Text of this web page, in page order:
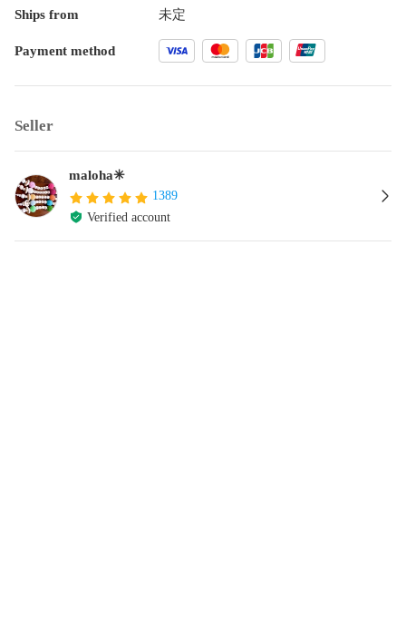
Ships from 未定
Payment method
Seller
maloha✳︎
1389
Verified account